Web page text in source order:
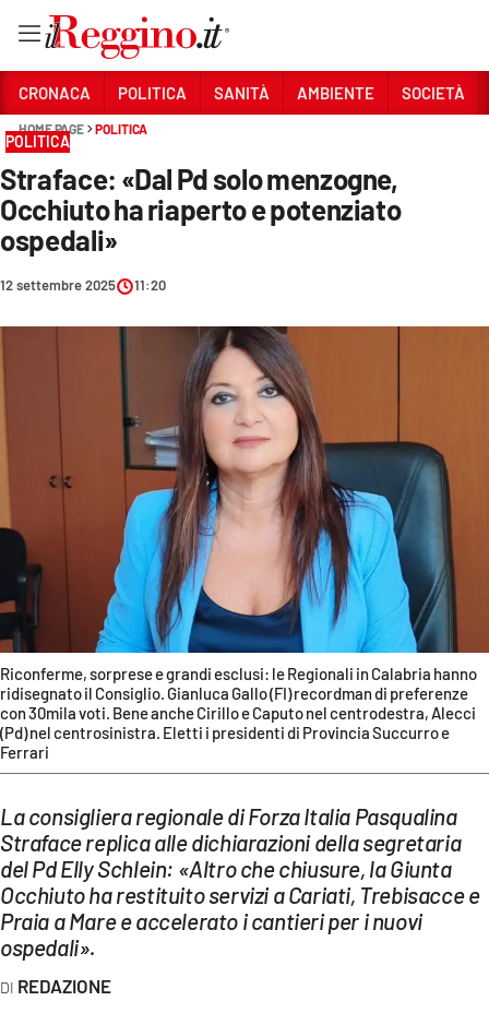
Sezioni
CRONACA
POLITICA
SANITÀ
AMBIENTE
ECONOMIA E LAVORO
SPORT
Streaming
LAC NETWORK
LAC ONAIR
LaC
Network
LACPLAY.IT
LACTV.IT
CRONACA POLITICA SANITÀ AMBIENTE SOCIETÀ
HOME PAGE POLITICA
POLITICA
Straface: «Dal Pd solo menzogne,
Occhiuto ha riaperto e potenziato
ospedali»
Riconferme, sorprese e grandi esclusi: le Regionali in Calabria hanno
ridisegnato il Consiglio. Gianluca Gallo (FI) recordman di preferenze
con 30mila voti. Bene anche Cirillo e Caputo nel centrodestra, Alecci
(Pd) nel centrosinistra. Eletti i presidenti di Provincia Succurro e
Ferrari
12 settembre 2025 11:20
La consigliera regionale di Forza Italia Pasqualina
Straface replica alle dichiarazioni della segretaria
del Pd Elly Schlein: «Altro che chiusure, la Giunta
Occhiuto ha restituito servizi a Cariati, Trebisacce e
Praia a Mare e accelerato i cantieri per i nuovi
ospedali».
REDAZIONE